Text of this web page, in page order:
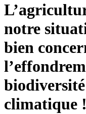
notre
bien
climatique